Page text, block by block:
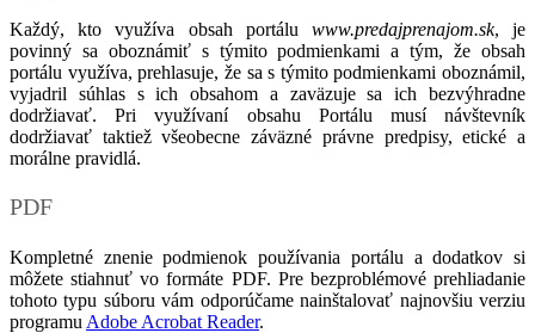
Každý, kto využíva obsah portálu www.predajprenajom.sk, je
povinný sa oboznámiť s týmito podmienkami a tým, že obsah
portálu využíva, prehlasuje, že sa s týmito podmienkami oboznámil,
vyjadril súhlas s ich obsahom a zaväzuje sa ich bezvýhradne
dodržiavať. Pri využívaní obsahu Portálu musí návštevník
dodržiavať taktiež všeobecne záväzné právne predpisy, etické a
morálne pravidlá.
PDF
Kompletné znenie podmienok používania portálu a dodatkov si
môžete stiahnuť vo formáte PDF. Pre bezproblémové prehliadanie
tohoto typu súboru vám odporúčame nainštalovať najnovšiu verziu
programu Adobe Acrobat Reader.